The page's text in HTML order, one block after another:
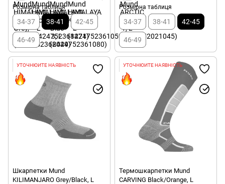
Розмірна таблиця
34-37 38-41 42-45
46-49
Розмірна таблиця
34-37 38-41 42-45
46-49
УТОЧНЮЙТЕ НАЯВНІСТЬ
Шкарпетки Mund
KILIMANJARO Grey/Black, L
УТОЧНЮЙТЕ НАЯВНІСТЬ
Термошкарпетки Mund
CARVING Black/Orange, L